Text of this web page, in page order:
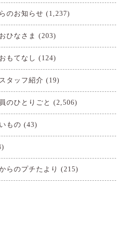
のお知らせ (1,237)
ひなさま (203)
もてなし (124)
タッフ紹介 (19)
のひとりごと (2,506)
もの (43)
らのプチたより (215)